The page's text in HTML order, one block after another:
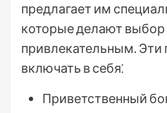
предлагает им
которые делают
привлекательным.
включать в себя⁚
Приветственный